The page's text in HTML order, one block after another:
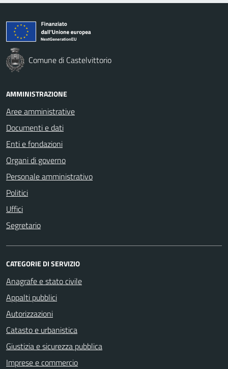
Comune di Castelvittorio
AMMINISTRAZIONE
Aree amministrative
Documenti e dati
Enti e fondazioni
Organi di governo
Personale amministrativo
Politici
Uffici
Segretario
CATEGORIE DI SERVIZIO
Anagrafe e stato civile
Appalti pubblici
Autorizzazioni
Catasto e urbanistica
Giustizia e sicurezza pubblica
Imprese e commercio